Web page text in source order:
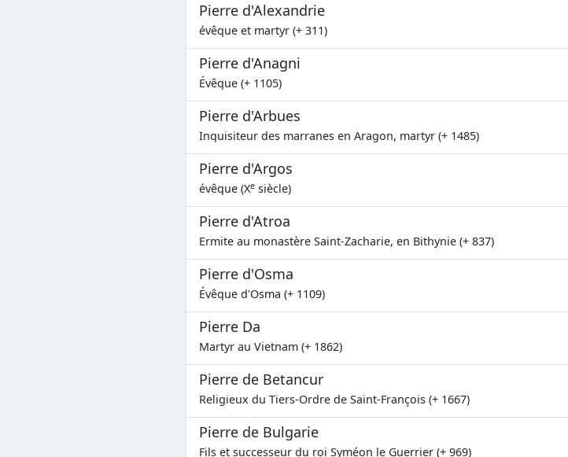
Pierre d'Alexandrie
évêque et martyr (+ 311)
Pierre d'Anagni
Évêque (+ 1105)
Pierre d'Arbues
Inquisiteur des marranes en Aragon, martyr (+ 1485)
Pierre d'Argos
évêque (Xe siècle)
Pierre d'Atroa
Ermite au monastère Saint-Zacharie, en Bithynie (+ 837)
Pierre d'Osma
Évêque d'Osma (+ 1109)
Pierre Da
Martyr au Vietnam (+ 1862)
Pierre de Betancur
Religieux du Tiers-Ordre de Saint-François (+ 1667)
Pierre de Bulgarie
Fils et successeur du roi Syméon le Guerrier (+ 969)